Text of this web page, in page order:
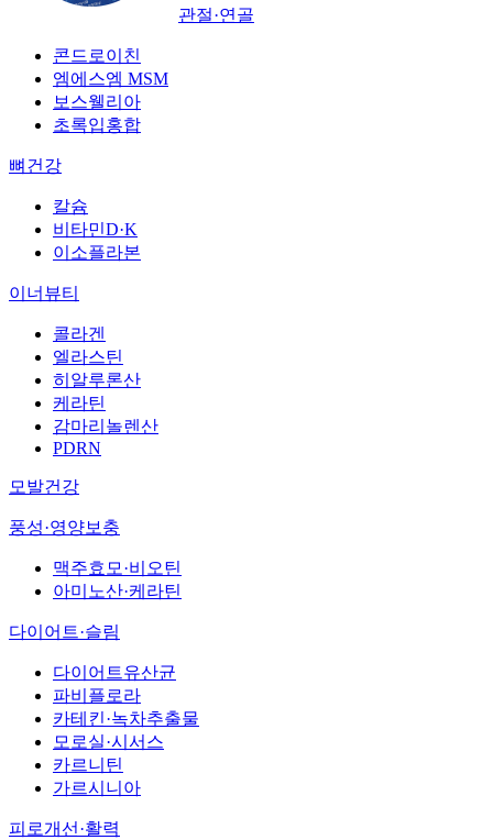
관절·연골
콘드로이친
엠에스엠 MSM
보스웰리아
초록입홍합
뼈건강
칼슘
비타민D·K
이소플라본
이너뷰티
콜라겐
엘라스틴
히알루론산
케라틴
감마리놀렌산
PDRN
모발건강
풍성·영양보충
맥주효모·비오틴
아미노산·케라틴
다이어트·슬림
다이어트유산균
파비플로라
카테킨·녹차추출물
모로실·시서스
카르니틴
가르시니아
피로개선·활력